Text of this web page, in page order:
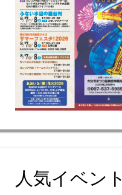
人気イベント